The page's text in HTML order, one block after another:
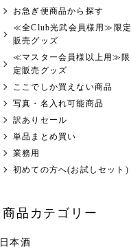
お急ぎ便商品から探す
≪全Club光武会員様用≫限定
販売グッズ
≪マスター会員様以上用≫限
定販売グッズ
ここでしか買えない商品
写真・名入れ可能商品
訳ありセール
単品まとめ買い
業務用
初めての方へ(お試しセット)
商品カテゴリー
日本酒